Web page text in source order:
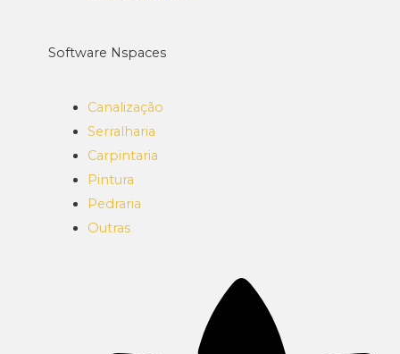
Software Nspaces
Canalização
Serralharia
Carpintaria
Pintura
Pedraria
Outras